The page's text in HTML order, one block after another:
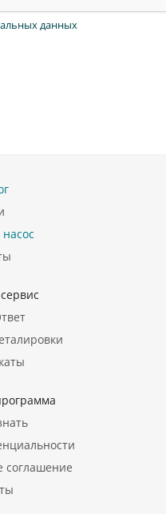
данных
соглашение